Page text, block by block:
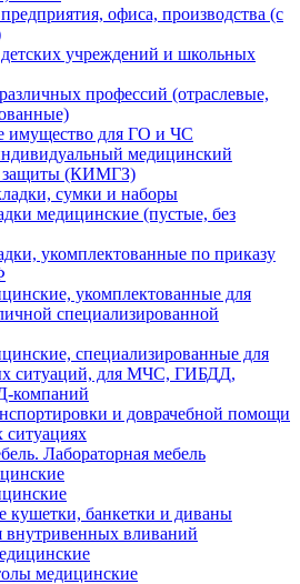
офиса, производства (с
учреждений и школьных
профессий (отраслевые,
имущество для ГО и ЧС
медицинский
защиты (КИМГЗ)
сумки и наборы
медицинские (пустые, без
укомплектованные по приказу
укомплектованные для
специализированной
специализированные для
ситуаций, для МЧС, ГИБДД,
и доврачебной помощи
ситуациях
Лабораторная мебель
кушетки, банкетки и диваны
вливаний
медицинские